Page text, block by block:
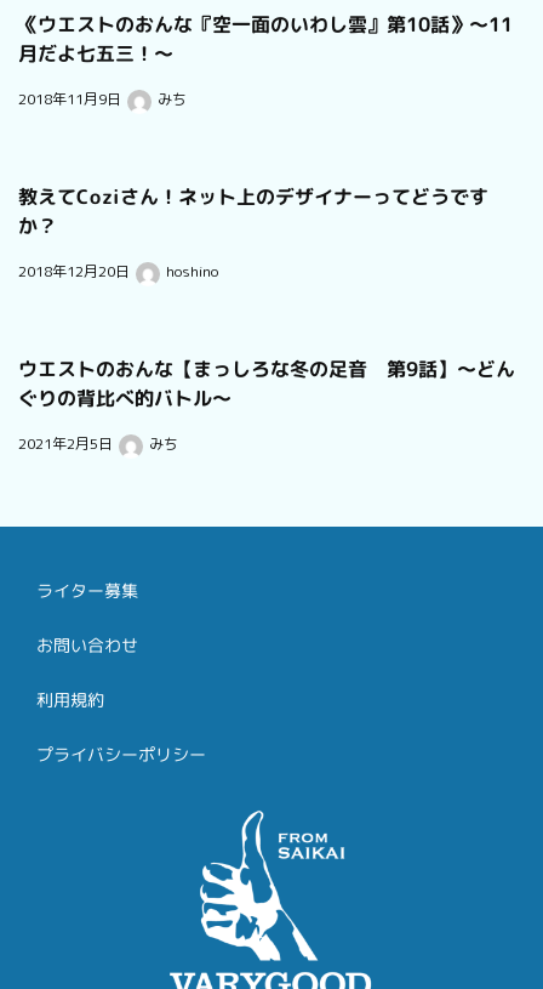
《ウエストのおんな『空一面のいわし雲』第10話》～11
月だよ七五三！～
2018年11月9日 みち
教えてCoziさん！ネット上のデザイナーってどうです
か？
2018年12月20日 hoshino
ウエストのおんな【まっしろな冬の足音 第9話】～どん
ぐりの背比べ的バトル～
2021年2月5日 みち
ライター募集
お問い合わせ
利用規約
プライバシーポリシー